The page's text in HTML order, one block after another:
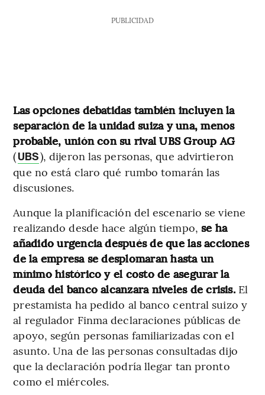
PUBLICIDAD
Las opciones debatidas también incluyen la
separación de la unidad suiza y una, menos
probable, unión con su rival UBS Group AG
(UBS), dijeron las personas, que advirtieron
que no está claro qué rumbo tomarán las
discusiones.
Aunque la planificación del escenario se viene
realizando desde hace algún tiempo, se ha
añadido urgencia después de que las acciones
de la empresa se desplomaran hasta un
mínimo histórico y el costo de asegurar la
deuda del banco alcanzara niveles de crisis.El
prestamista ha pedido al banco central suizo y
al regulador Finma declaraciones públicas de
apoyo, según personas familiarizadas con el
asunto. Una de las personas consultadas dijo
que la declaración podría llegar tan pronto
como el miércoles.